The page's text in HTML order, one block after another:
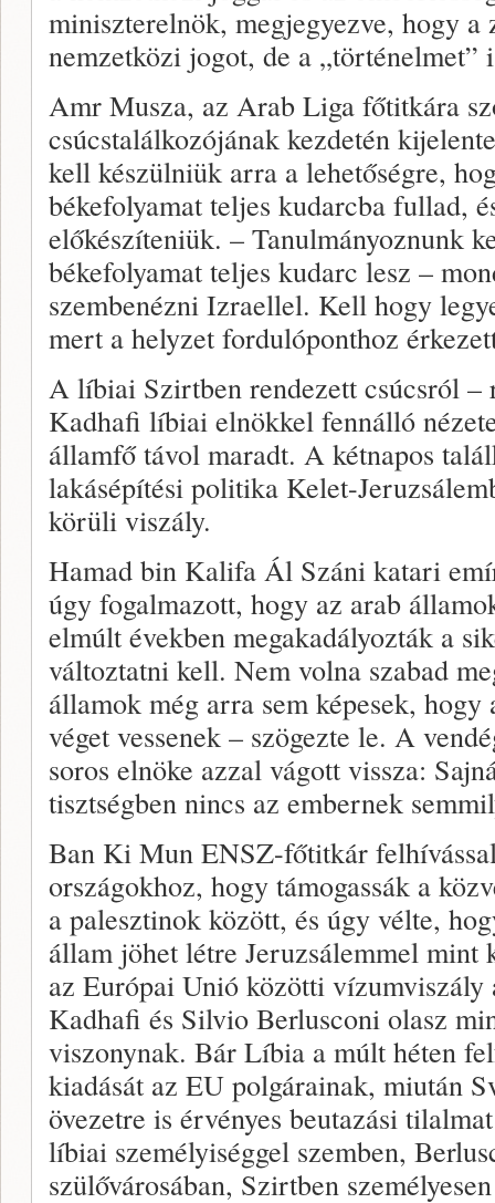
miniszterelnök, megjegyezve, hogy a
nemzetközi jogot, de a „történelmet”
Amr Musza, az Arab Liga főtitkára
csúcstalálkozójának kezdetén
kell készülniük arra a lehetőségre,
békefolyamat teljes kudarcba fullad,
előkészíteniük. – Tanulmányoznunk
békefolyamat teljes kudarc lesz –
szembenézni Izraellel. Kell hogy
mert a helyzet fordulóponthoz
A líbiai Szirtben rendezett csúcsról –
Kadhafi líbiai elnökkel fennálló
államfő távol maradt. A kétnapos
lakásépítési politika Kelet-
körüli viszály.
Hamad bin Kalifa Ál Száni katari
úgy fogalmazott, hogy az arab
elmúlt években megakadályozták a
változtatni kell. Nem volna szabad
államok még arra sem képesek,
véget vessenek – szögezte le. A
soros elnöke azzal vágott vissza:
tisztségben nincs az embernek
Ban Ki Mun ENSZ-főtitkár
országokhoz, hogy támogassák a
a palesztinok között, és úgy vélte,
állam jöhet létre Jeruzsálemmel mint
az Európai Unió közötti
Kadhafi és Silvio Berlusconi olasz
viszonynak. Bár Líbia a múlt héten
kiadását az EU polgárainak, miután
övezetre is érvényes beutazási
líbiai személyiséggel szemben,
szülővárosában, Szirtben